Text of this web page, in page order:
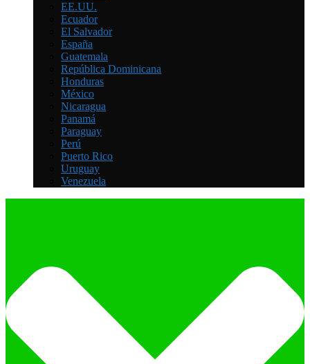
EE.UU.
Ecuador
El Salvador
España
Guatemala
República Dominicana
Honduras
México
Nicaragua
Panamá
Paraguay
Perú
Puerto Rico
Uruguay
Venezuela